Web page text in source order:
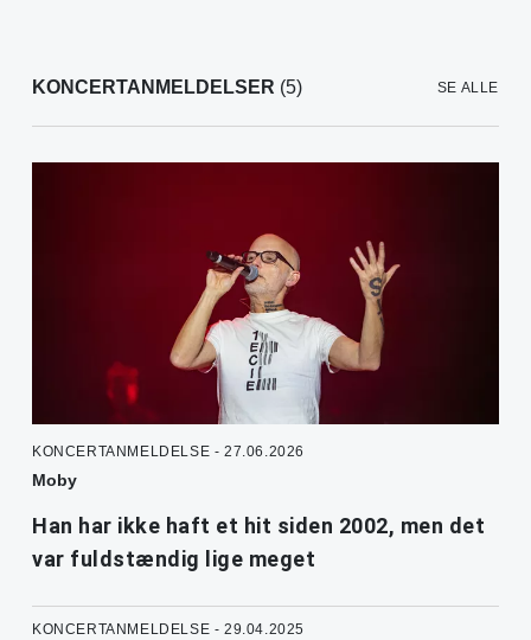
KONCERTANMELDELSER (5) SE ALLE
KONCERTANMELDELSE - 27.06.2026
Moby
Han har ikke haft et hit siden 2002, men det
var fuldstændig lige meget
KONCERTANMELDELSE - 29.04.2025